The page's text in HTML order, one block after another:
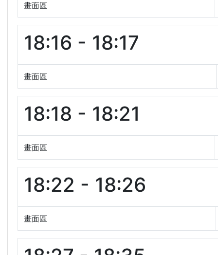
畫面區
18:16 - 18:17
畫面區
18:18 - 18:21
畫面區
18:22 - 18:26
畫面區